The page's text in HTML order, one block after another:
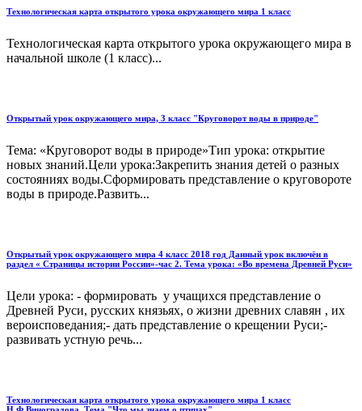
Технологическая карта открытого урока окружающего мира 1 класс
Технологическая карта открытого урока окружающего мира в
начальной школе (1 класс)...
Открытый урок окружающего мира, 3 класс "Круговорот воды в природе"
Тема: «Круговорот воды в природе»Тип урока: открытие
новых знаний.Цели урока:Закрепить знания детей о разных
состояниях воды.Сформировать представление о круговороте
воды в природе.Развить...
Открытый урок окружающего мира 4 класс 2018 год Данный урок включён в
раздел « Страницы истории России»-час 2. Тема урока: «Во времена Древней Руси»
Цели урока: - формировать у учащихся представление о
Древней Руси, русских князьях, о жизни древних славян , их
вероисповедания;- дать представление о крещении Руси;-
развивать устную речь...
Технологическая карта открытого урока окружающего мира 1 класс